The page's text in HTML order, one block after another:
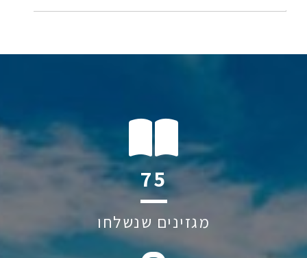
136
מגזינים שנשלחו